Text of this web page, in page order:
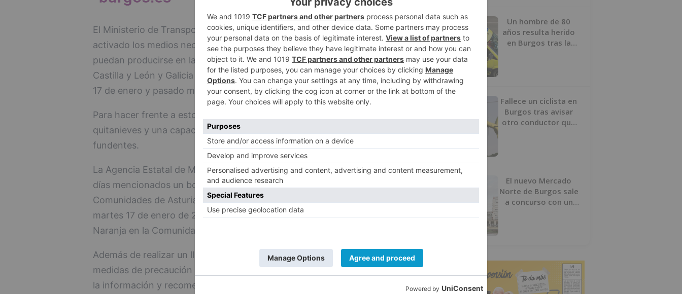
El Ministerio de Transportes, Movilidad y Agenda Urbana (Mitma) ha
activado los medios necesarios para hacer frente a las nevadas que
puedan producirse en las Comunidades de Aragón, Asturias, Cantabria,
Castilla y León y Galicia durante el temporal de nieve de mañana martes
17 de enero y pasado mañana miércoles 18 de enero de 2023.
Para hacer frente a estos fenómenos, Mitma cuenta con 802 equipos
quitanieves y una capacidad de almacenamiento de 154.449 toneladas de
fundentes.
La Agencia Estatal de Meteorología (AEMET) ha emitido para estos dos
días mencionados un boletín de aviso por nevadas de nivel Naranja en las
Comunidades de Asturias, Cantabria, Castilla y León y Galicia; para el
martes 17 de enero de 2023 un boletín de aviso por nevadas de nivel
Naranja en la Comunidad de Aragón.
Además de realizar un llamamiento a la prudencia y a extremar las
medidas de precaución al circular por carretera, se recomienda consultar
la información y recomendaciones contenidas, aparte de en la cuenta de
3
Un hombre de 80
años resulta herido
en Burgos tras la
Fallece un ciclista en
Burgos tras avisar
otro conductor que
5
El nuevo Mercado
Norte de Burgos sale
a concurso con un